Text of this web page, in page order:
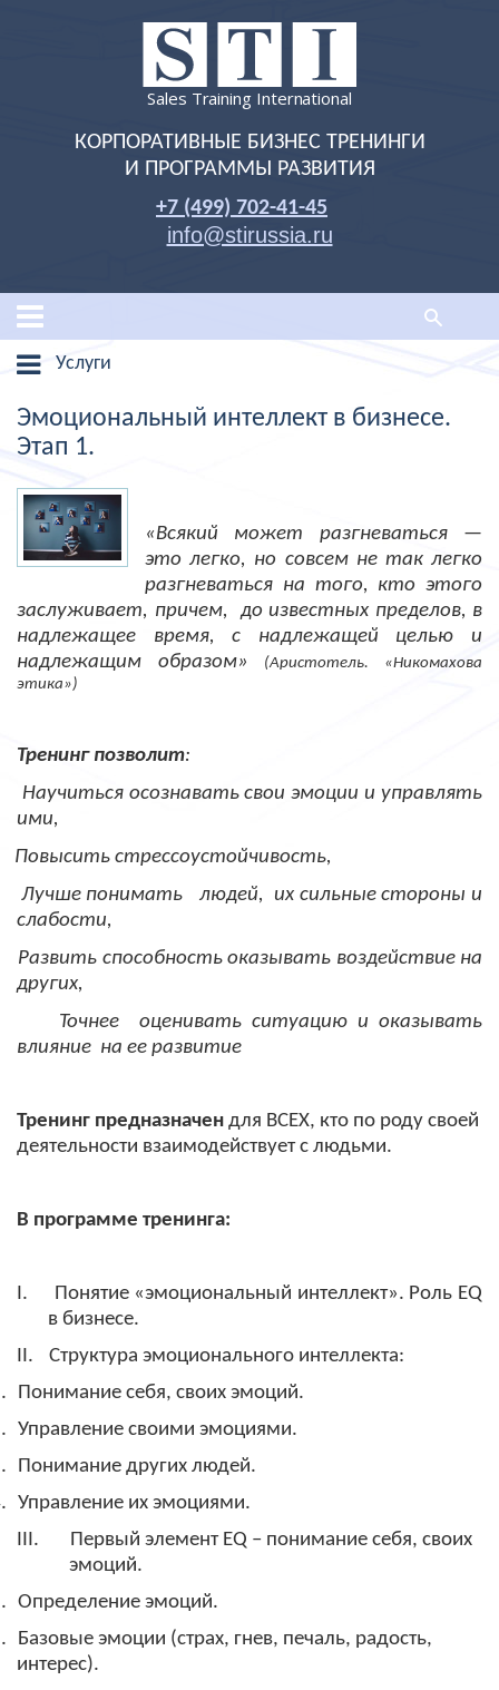
Sales Training International
КОРПОРАТИВНЫЕ БИЗНЕС ТРЕНИНГИ
И ПРОГРАММЫ РАЗВИТИЯ
+7 (499) 702-41-45
info@stirussia.ru
Услуги
Эмоциональный интеллект в бизнесе.
Этап 1.
«Всякий может разгневаться —
это легко, но совсем не так легко
разгневаться на того, кто этого
заслуживает, причем,
до известных пределов, в
надлежащее время, с надлежащей целью и
надлежащим образом»
(Аристотель. «Никомахова
этика»)
Тренинг позволит:
Научиться осознавать свои эмоции и управлять
ими,
Повысить стрессоустойчивость,
Лучше понимать
людей,
их сильные стороны и
слабости,
Развить способность оказывать воздействие на
других,
Точнее
оценивать ситуацию и оказывать
влияние на ее развитие
Тренинг предназначен для ВСЕХ, кто по роду своей
деятельности взаимодействует с людьми.
В программе тренинга:
I. Понятие «эмоциональный интеллект». Роль EQ
в бизнесе.
II.
Структура эмоционального интеллекта:
Понимание себя, своих эмоций.
Управление своими эмоциями.
Понимание других людей.
Управление их эмоциями.
III.
Первый элемент EQ – понимание себя, своих
эмоций.
Определение эмоций.
Базовые эмоции (страх, гнев, печаль, радость,
интерес).